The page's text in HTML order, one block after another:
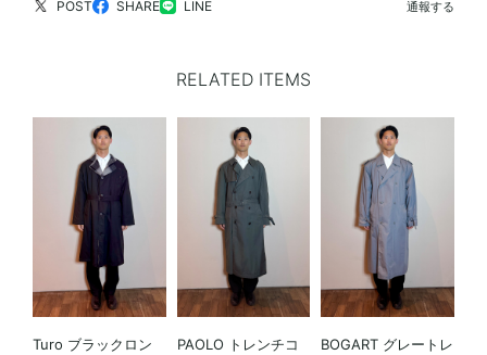
POST SHARE LINE 通報する
RELATED ITEMS
Turo ブラックロン
PAOLO トレンチコ
BOGART グレートレ